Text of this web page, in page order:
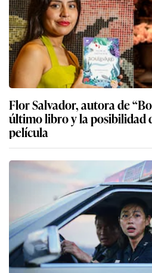
Flor Salvador, autora de
último libro y la posibilidad
película